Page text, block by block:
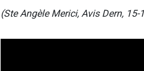
(Ste Angèle Merici, Avis Dern, 15-